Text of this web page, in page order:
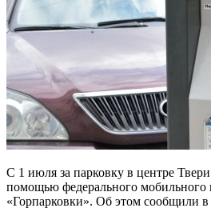
С 1 июля за парковку в центре
помощью федерального мобильного
«Горпарковки». Об этом сообщили